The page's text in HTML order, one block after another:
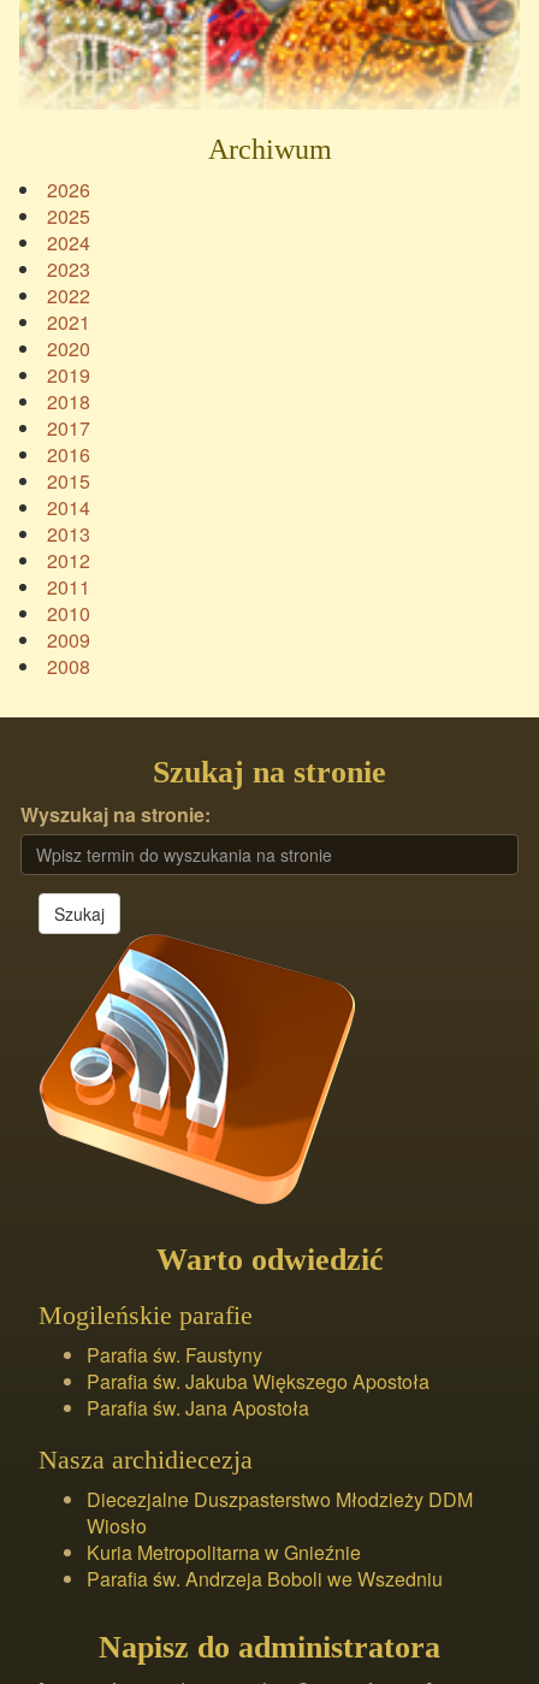
Archiwum
2026
2025
2024
2023
2022
2021
2020
2019
2018
2017
2016
2015
2014
2013
2012
2011
2010
2009
2008
Szukaj na stronie
Wyszukaj na stronie:
Szukaj
Warto odwiedzić
Mogileńskie parafie
Parafia św. Faustyny
Parafia św. Jakuba Większego Apostoła
Parafia św. Jana Apostoła
Nasza archidiecezja
Diecezjalne Duszpasterstwo Młodzieży DDM
Wiosło
Kuria Metropolitarna w Gnieźnie
Parafia św. Andrzeja Boboli we Wszedniu
Napisz do administratora